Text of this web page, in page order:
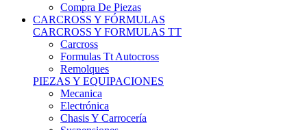
CARCROSS Y FÓRMULAS
CARCROSS Y FORMULAS TT
Carcross
Formulas Tt Autocross
Remolques
PIEZAS Y EQUIPACIONES
Mecanica
Electrónica
Chasis Y Carrocería
Suspensiones
Frenos